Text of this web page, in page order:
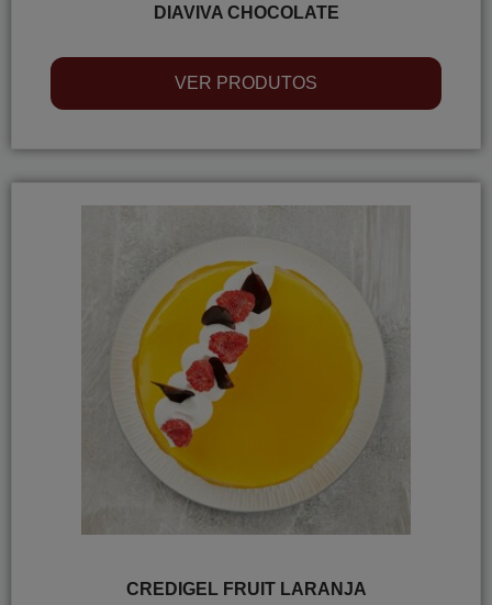
DIAVIVA CHOCOLATE
VER PRODUTOS
CREDIGEL FRUIT LARANJA